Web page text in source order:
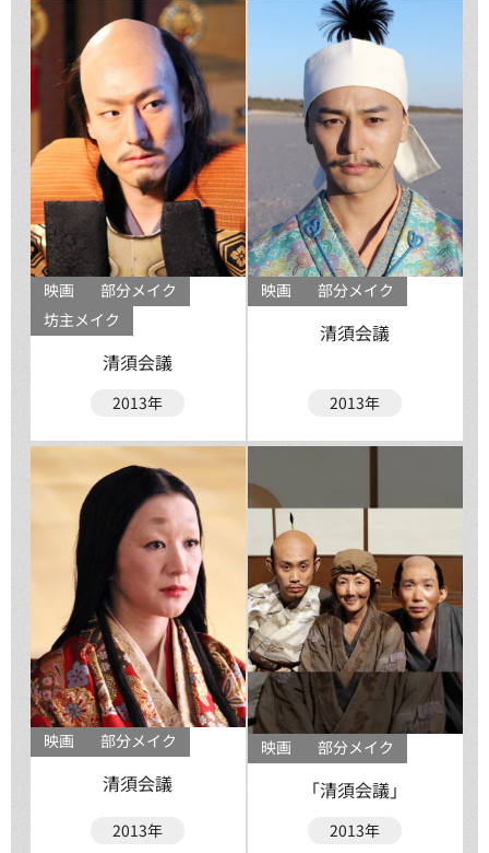
映画
部分メイク
坊主メイク
清須会議
2013年
映画 部分メイク
清須会議
2013年
映画 部分メイク
清須会議
2013年
映画 部分メイク
「清須会議」
2013年